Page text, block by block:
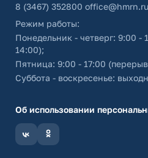
8 (3467) 352800 office@hmrn.ru
Режим работы:
Понедельник - четверг: 9:00 -
14:00);
Пятница: 9:00 - 17:00
Суббота - воскресенье:
Об использовании